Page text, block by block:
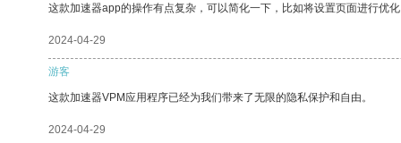
这款加速器app的操作有点复杂，可以简化一下，比如将设置页面进行优
2024-04-29
游客
这款加速器VPM应用程序已经为我们带来了无限的隐私保护和自由。
2024-04-29